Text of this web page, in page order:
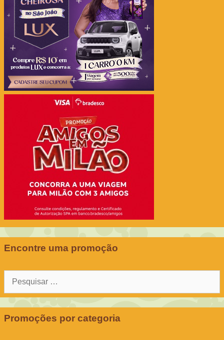
Encontre uma promoção
Promoções por categoria